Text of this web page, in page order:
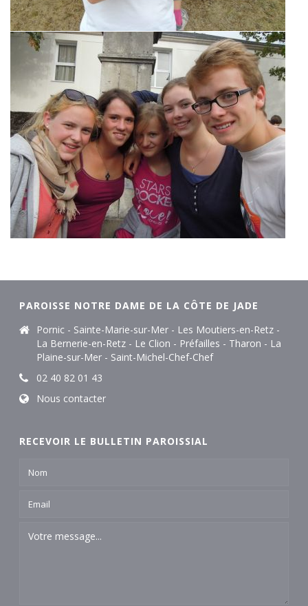
PAROISSE NOTRE DAME DE LA CÔTE DE JADE
Pornic - Sainte-Marie-sur-Mer - Les Moutiers-en-Retz -
La Bernerie-en-Retz - Le Clion - Préfailles - Tharon - La
Plaine-sur-Mer - Saint-Michel-Chef-Chef
02 40 82 01 43
Nous contacter
RECEVOIR LE BULLETIN PAROISSIAL